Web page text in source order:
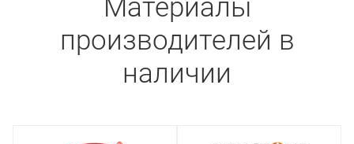
Материалы
производителей в
наличии